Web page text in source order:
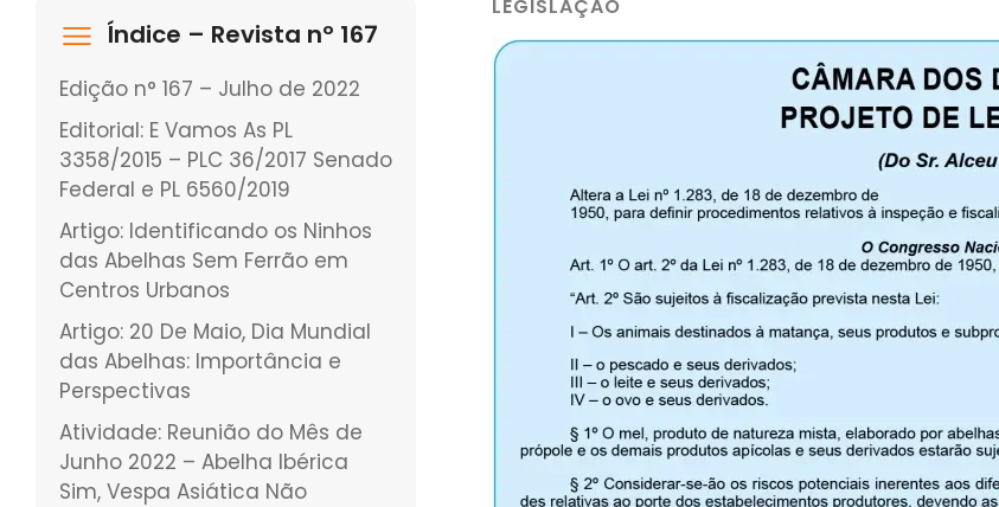
Índice – Revista nº 167
Edição n° 167 – Julho de 2022
Editorial: E Vamos As PL
3358/2015 – PLC 36/2017 Senado
Federal e PL 6560/2019
Artigo: Identificando os Ninhos
das Abelhas Sem Ferrão em
Centros Urbanos
Artigo: 20 De Maio, Dia Mundial
das Abelhas: Importância e
Perspectivas
Atividade: Reunião do Mês de
Junho 2022 – Abelha Ibérica
Sim, Vespa Asiática Não
LEGISLAÇÃO